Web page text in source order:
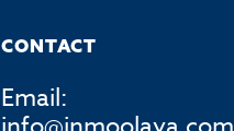
CONTACT
Email: